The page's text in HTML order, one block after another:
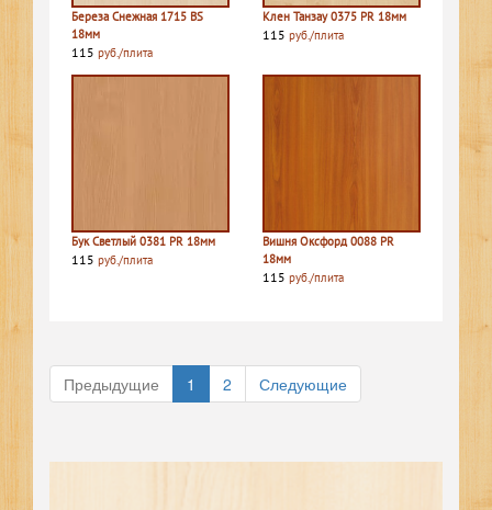
Береза Снежная 1715 BS
18мм
115 руб./плита
Клен Танзау 0375 PR 18мм
115 руб./плита
Бук Светлый 0381 PR 18мм
115 руб./плита
Вишня Оксфорд 0088 PR
18мм
115 руб./плита
Предыдущие 1 2 Следующие